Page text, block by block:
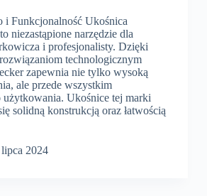
i Funkcjonalność Ukośnica
niezastąpione narzędzie dla
i profesjonalisty. Dzięki
technologicznym
zapewnia nie tylko wysoką
ale przede wszystkim
użytkowania. Ukośnice tej marki
solidną konstrukcją oraz łatwością
2024